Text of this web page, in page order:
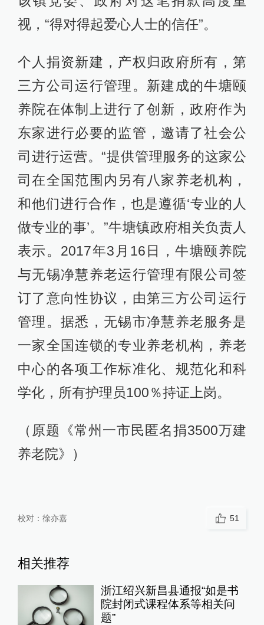
视，“得对得起爱心人士的信任”。
个人捐资新建，产权归政府所有，第
三方公司运行管理。新建成的牛塘颐
养院在体制上进行了创新，政府作为
东家进行必要的监管，邀请了社会公
司进行运营。“提供管理服务的这家公
司在全国范围内另有八家养老机构，
和他们进行合作，也是遵循‘专业的人
做专业的事’。”牛塘镇政府相关负责人
表示。2017年3月16日，牛塘颐养院
与无锡净慧养老运行管理有限公司签
订了意向性协议，由第三方公司运行
管理。据悉，无锡市净慧养老服务是
一家全国连锁的专业养老机构，养老
中心的各项工作标准化、规范化和科
学化，所有护理员100％持证上岗。
（原题《常州一市民匿名捐3500万建
养老院》）
校对： 徐亦嘉 51
相关推荐
浙江绍兴新昌县通报“如是书
院封闭式课程体系等相关问
题”